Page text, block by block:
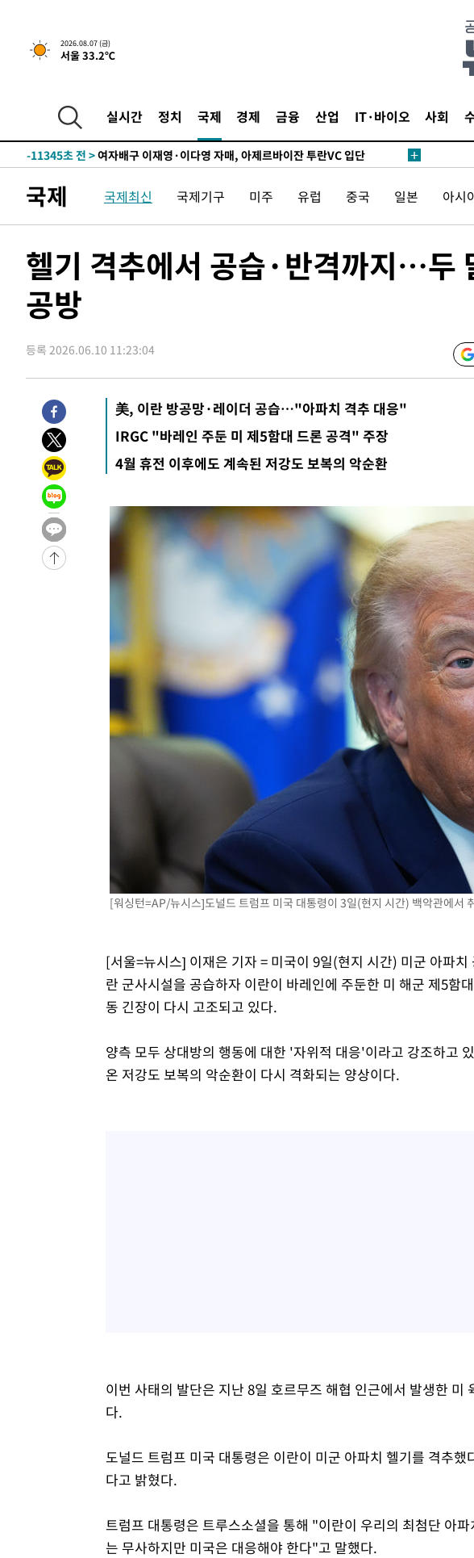
2026.08.07 (금)
서울 33.2℃
실시간 정치 국제 경제 금융 산업 IT·바이오 사회
운드는 임시"
-18285초 전 >"낮 기온 소폭 하락"…수도권 폭염중대경보, 폭염경보로 하향
-18249초 전 >[속보]이 대통령, '호우피해' 안동·의성 관할 4개 면 특별재난지역
갈 수도
-16183초 전 >
낮 최고 37도 찜통더위…곳곳 소나기·강원 많은 비[내일날씨]
-14489초 전 >
응"
-11345초 전 >여자배구 이재영·이다영 자매, 아제르바이잔 투란VC 입단
-10332초 전 >
[속보]코스닥, 2.86포인트(0.36%) 내린 798.81마감
-10285초 전 >[속보]코스피, 6200선 약보합…0.60% 내린 6258.77에 마쳐
-10154초 전 >[속보] 노원서 40.1도 관측…서울, 2018년 이후 첫 40도
-7244초 전 >
-6117초 전 >
-5110초 전 >[속보]규제합리화위원회 부위원장에 김태유 서울대 공대 교수…이병
태 후임
-1468초 전 >[속보]국힘 윤리위, '돌려차기 발언' 진종오·서범수 징계 절차 개시
53분 전 >
[속보] 7월 중국 수출 23.9%↑ 수입 27.5%↑…무역총액 25.3%↑
-31789초 전 >
[속보] 미 사업체, 일자리 7월에 2.3만 개 줄어…실업률은 4.1%로
-27652초 전 >
실천"
-26737초 전 >
이란, "오만과 '중앙 단일 루트' 합의…북쪽 인바운드·남쪽 아웃바
운드는 임시"
-18305초 전 >
-18269초 전 >
[속보]이 대통령, '호우피해' 안동·의성 관할 4개 면 특별재난지역
선포
-18232초 전 >
[단독]중수청 지원 검사들, 정원 초과 시 낮은 계급 임용…희망지 못
갈 수도
-16203초 전 >
낮 최고 37도 찜통더위…곳곳 소나기·강원 많은 비[내일날씨]
SK하이닉스, 용인·청주 팹에 54조 투자…"AI 메모리 수요 선제 대
여자배구 이재영·이다영 자매, 아제르바이잔 투란VC 입단
외국인 심판 성 접대 7경기 들여다보니…한국 축구 '5승 2무'
[속보]코스닥, 2.86포인트(0.36%) 내린 798.81마감
[속보]코스피, 6200선 약보합…0.60% 내린 6258.77에 마쳐
[속보]원·달러 환율, 7.7원 내린 1416.1원 마감
[속보] 노원서 40.1도 관측…서울, 2018년 이후 첫 40도
[속보]종합특검, '계엄 수용공간 확보' 신용해 前교정본부장 기소
외신들도 주목한 韓축구 파문…"국민적 공분에 수사 재개"
11시간 압수수색에 성접대 파문까지…'쑥대밭' 된 축구협회
[속보]규제합리화위원회 부위원장에 김태유 서울대 공대 교수…이병
[속보]국힘 윤리위, '돌려차기 발언' 진종오·서범수 징계 절차 개시
[속보] 7월 중국 수출 23.9%↑ 수입 27.5%↑…무역총액 25.3%↑
국제 국제최신 국제기구 미주 유럽 중국 일본 아시
헬기 격추에서 공습·반격까지…두
공방
등록 2026.06.10 11:23:04
美, 이란 방공망·레이더 공습…"아파치 격추 대응"
IRGC "바레인 주둔 미 제5함대 드론 공격" 주장
4월 휴전 이후에도 계속된 저강도 보복의 악순환
[워싱턴=AP/뉴시스]도널드 트럼프 미국 대통령이 3일(현지 시간) 백악관에서
[서울=뉴시스] 이재은 기자 = 미국이 9일(현지 시간) 미군 아파
란 군사시설을 공습하자 이란이 바레인에 주둔한 미 해군 제5함
동 긴장이 다시 고조되고 있다.
양측 모두 상대방의 행동에 대한 '자위적 대응'이라고 강조하고
온 저강도 보복의 악순환이 다시 격화되는 양상이다.
이번 사태의 발단은 지난 8일 호르무즈 해협 인근에서 발생한 미
다.
도널드 트럼프 미국 대통령은 이란이 미군 아파치 헬기를 격추
다고 밝혔다.
트럼프 대통령은 트루스소셜을 통해 "이란이 우리의 최첨단 아
는 무사하지만 미국은 대응해야 한다"고 말했다.